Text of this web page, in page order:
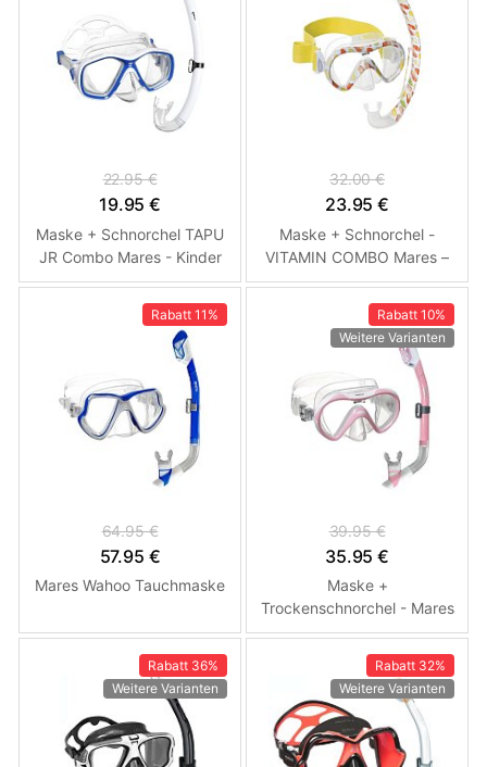
22.95 €
19.95 €
Maske + Schnorchel TAPU
JR Combo Mares - Kinder
Modrá - Bílá
32.00 €
23.95 €
Maske + Schnorchel -
VITAMIN COMBO Mares –
Kinder
Rabatt 11%
64.95 €
57.95 €
Mares Wahoo Tauchmaske
Rabatt 10%
Weitere Varianten
39.95 €
35.95 €
Maske +
Trockenschnorchel - Mares
VENTO JR DRY Combo -
Kinder Růžová
Rabatt 36%
Weitere Varianten
Rabatt 32%
Weitere Varianten